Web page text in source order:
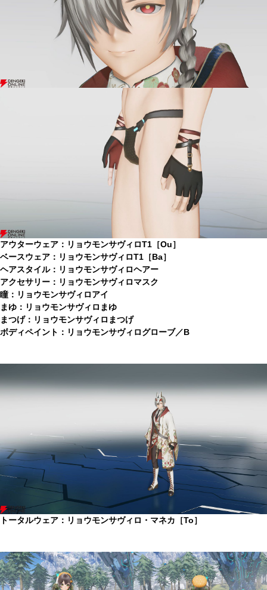
アウターウェア：リョウモンサヴィロT1［Ou］
ベースウェア：リョウモンサヴィロT1［Ba］
ヘアスタイル：リョウモンサヴィロヘアー
アクセサリー：リョウモンサヴィロマスク
瞳：リョウモンサヴィロアイ
まゆ：リョウモンサヴィロまゆ
まつげ：リョウモンサヴィロまつげ
ボディペイント：リョウモンサヴィログローブ／B
トータルウェア：リョウモンサヴィロ・マネカ［To］